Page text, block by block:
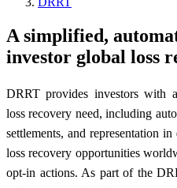
A simplified,
investor global loss
DRRT provides investors with
loss recovery need, including
settlements, and representation
loss recovery opportunities
opt-in actions. As part of the